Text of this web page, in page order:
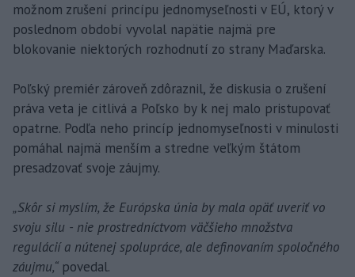
možnom zrušení princípu jednomyseľnosti v EÚ, ktorý v
poslednom období vyvolal napätie najmä pre
blokovanie niektorých rozhodnutí zo strany Maďarska.
Poľský premiér zároveň zdôraznil, že diskusia o zrušení
práva veta je citlivá a Poľsko by k nej malo pristupovať
opatrne. Podľa neho princíp jednomyseľnosti v minulosti
pomáhal najmä menším a stredne veľkým štátom
presadzovať svoje záujmy.
„Skôr si myslím, že Európska únia by mala opäť uveriť vo
svoju silu - nie prostredníctvom väčšieho množstva
regulácií a nútenej spolupráce, ale definovaním spoločného
záujmu,“ povedal.